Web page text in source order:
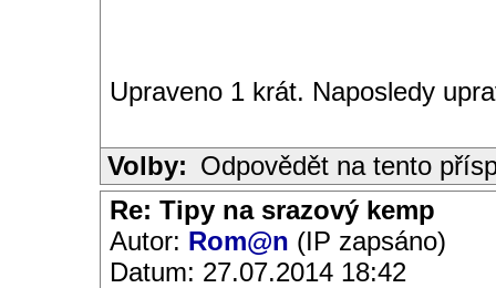
Upraveno 1 krát. Naposledy
Volby: Odpovědět na tento
Re: Tipy na srazový kemp
Autor: Rom@n (IP zapsáno)
Datum: 27.07.2014 18:42